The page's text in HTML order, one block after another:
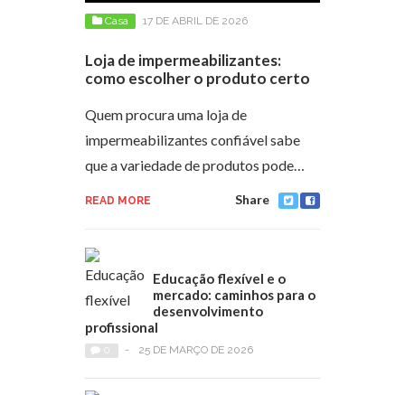
Casa 17 DE ABRIL DE 2026
Loja de impermeabilizantes:
como escolher o produto certo
Quem procura uma loja de
impermeabilizantes confiável sabe
que a variedade de produtos pode…
READ MORE Share
Educação flexível e o
mercado: caminhos para o
desenvolvimento
profissional
- 25 DE MARÇO DE 2026